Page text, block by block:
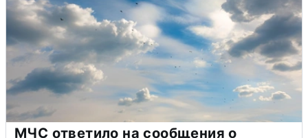
МЧС ответило на сообщения о